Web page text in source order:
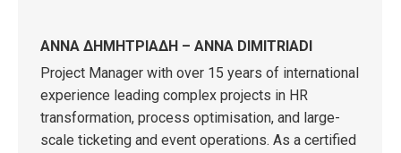
ΑΝΝΑ ΔΗΜΗΤΡΙΑΔΗ – ANNA DIMITRIADI
Project Manager with over 15 years of international
experience leading complex projects in HR
transformation, process optimisation, and large-
scale ticketing and event operations. As a certified